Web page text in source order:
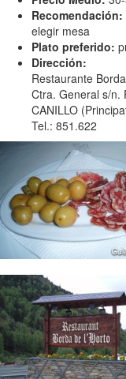
Recomendación:
elegir mesa
Plato preferido:
Dirección:
Restaurante
Ctra. General s/n.
CANILLO
Tel.: 851.622